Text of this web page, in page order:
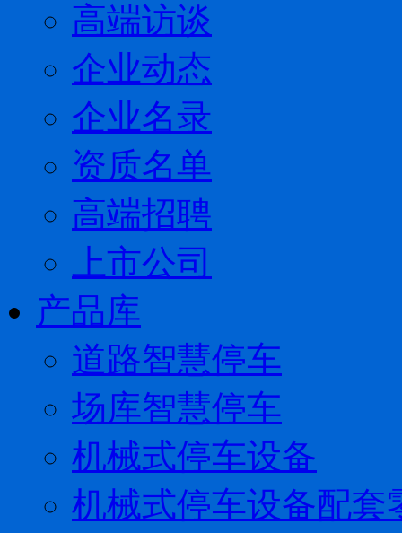
高端访谈
企业动态
企业名录
资质名单
高端招聘
上市公司
产品库
道路智慧停车
场库智慧停车
机械式停车设备
机械式停车设备配套